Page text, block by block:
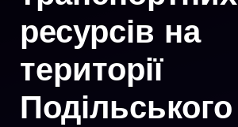
ресурсів на
території
Подільського